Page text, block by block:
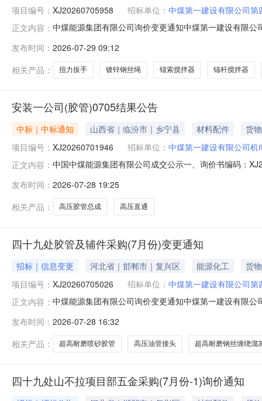
项目编号： XJ20260705958 招标单位： 中煤第一建设有限公司第
正文内容： 中煤能源集团有限公司询价变更通知中煤第一建设有限
开询价业务的报价单位，请登录中煤供应链系统（http://
发布时间： 2026-07-29 09:12
相关产品：
扭力扳手 镀锌钢丝绳 锚索搅拌器 锚杆搅拌器
安装一公司(胶管)0705结果公告
中标｜中标通知 山西省｜临汾市｜乡宁县 材料配件
货物
项目编号： XJ20260701946 招标单位： 中煤第一建设有限公司机
正文内容： 中国中煤能源集团有限公司成交公示一、询价书编码：
管总成|KJ19|2|10Mpa|20000mm根20.0132026-07-
发布时间： 2026-07-28 19:25
相关产品：
高压胶管总成 高压直通
四十九处胶管及辅件采购(7月份)变更通知
招标｜信息变更 河北省｜邯郸市｜复兴区 能源化工
货物
项目编号： XJ20260705026 招标单位： 中煤第一建设有限公司第
正文内容： 中煤能源集团有限公司询价变更通知中煤第一建设有限
务的报价单位，请登录中煤供应链系统（http://
发布时间： 2026-07-28 16:32
相关产品：
超高耐磨喷砂胶管 高压油管接头 超高耐磨钢丝缠绕溜
四十九处山不拉项目部五金采购(7月份-1)询价通知